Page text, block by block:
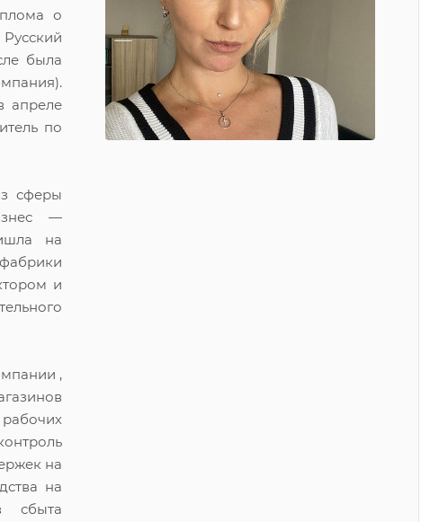
о
была
апреле
по
сферы
—
на
и
,
на
на
сбыта